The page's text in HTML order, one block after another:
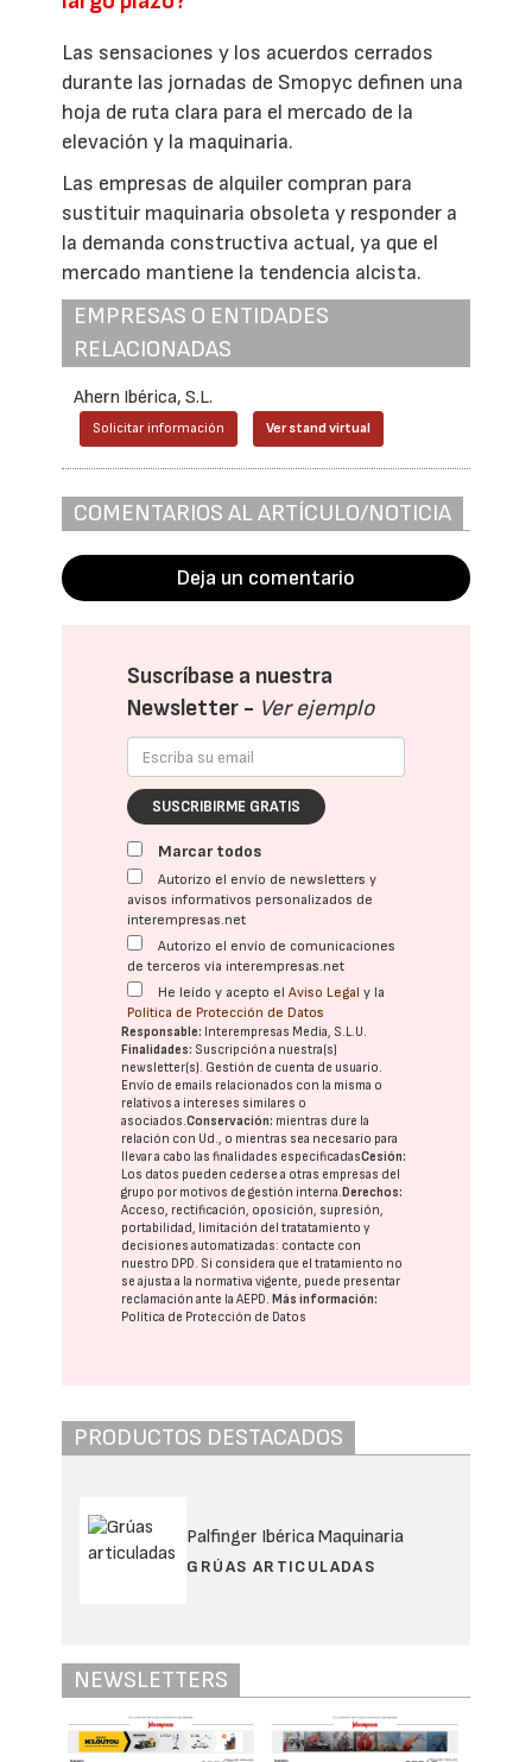
Las sensaciones y los acuerdos cerrados
durante las jornadas de Smopyc definen una
hoja de ruta clara para el mercado de la
elevación y la maquinaria.
Las empresas de alquiler compran para
sustituir maquinaria obsoleta y responder a
la demanda constructiva actual, ya que el
mercado mantiene la tendencia alcista.
EMPRESAS O ENTIDADES
RELACIONADAS
Ahern Ibérica, S.L.
Solicitar información Ver stand virtual
COMENTARIOS AL ARTÍCULO/NOTICIA
Deja un comentario
Suscríbase a nuestra
Newsletter - Ver ejemplo
SUSCRIBIRME GRATIS
Marcar todos
Autorizo el envío de newsletters y
avisos informativos personalizados de
interempresas.net
Autorizo el envío de comunicaciones
de terceros vía interempresas.net
He leído y acepto elAviso Legal y la
Política de Protección de Datos
Responsable: Interempresas Media, S.L.U.
Finalidades: Suscripción a nuestra(s)
newsletter(s). Gestión de cuenta de usuario.
Envío de emails relacionados con la misma o
relativos a intereses similares o
asociados.Conservación: mientras dure la
relación con Ud., o mientras sea necesario para
llevar a cabo las finalidades especificadasCesión:
Los datos pueden cederse a otras empresas del
grupo por motivos de gestión interna. Derechos:
Acceso, rectificación, oposición, supresión,
portabilidad, limitación del tratatamiento y
decisiones automatizadas: contacte con
nuestro DPD. Si considera que el tratamiento no
se ajusta a la normativa vigente, puede presentar
reclamación ante laAEPD. Más información:
Política de Protección de Datos
PRODUCTOS DESTACADOS
Palfinger Ibérica Maquinaria
GRÚAS ARTICULADAS
NEWSLETTERS